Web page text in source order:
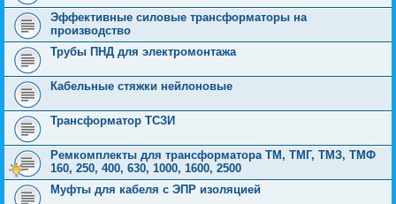
Эффективные силовые трансформаторы на
производство
Трубы ПНД для электромонтажа
Кабельные стяжки нейлоновые
Трансформатор ТСЗИ
Ремкомплекты для трансформатора ТМ, ТМГ, ТМЗ, ТМФ
160, 250, 400, 630, 1000, 1600, 2500
Муфты для кабеля с ЭПР изоляцией